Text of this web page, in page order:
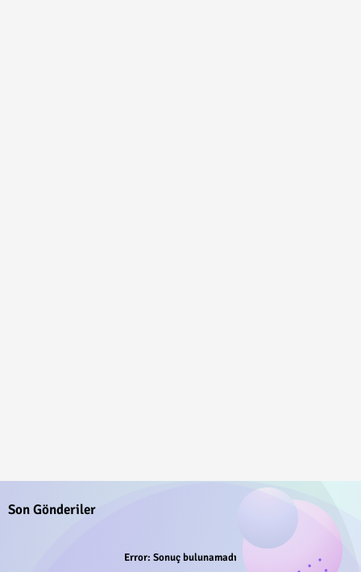
Son Gönderiler
Error: Sonuç bulunamadı